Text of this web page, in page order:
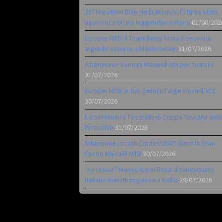
35ª Marathon Bike della Brianza: l’ultima sfida
agonistica di una leggendaria storia 01/08/
Europei MTB: il Team Relay firma il secondo
argento azzurro a Monteceneri 31/07/2026
Attenzione: Samara Maxwell sta per tornare
31/07/2026
Europei MTB: a Juri Zanotti l’argento nell’XCC
30/07/2026
Il 6 settembre l’esordio di Coppa Toscana
Pinocchio 31/07/2026
Situazione circuiti Contest360° dopo la Gran
Fondo Marradi MTB 30/07/2026
“Au revoir” Monselice in Rosa. Il campionato
italiano marathon passa a Gallio 29/07/2026